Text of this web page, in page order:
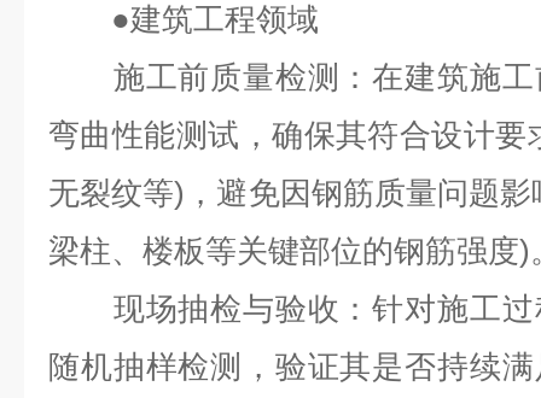
●建筑工程领域
施工前质量检测：在建筑施工
弯曲性能测试，确保其符合设计
无裂纹等)，避免因钢筋质量问题
梁柱、楼板等关键部位的钢筋强度)
现场抽检与验收：针对施工过
随机抽样检测，验证其是否持续